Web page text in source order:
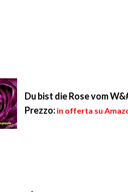
Du bist die Rose vom
Prezzo: in offerta su